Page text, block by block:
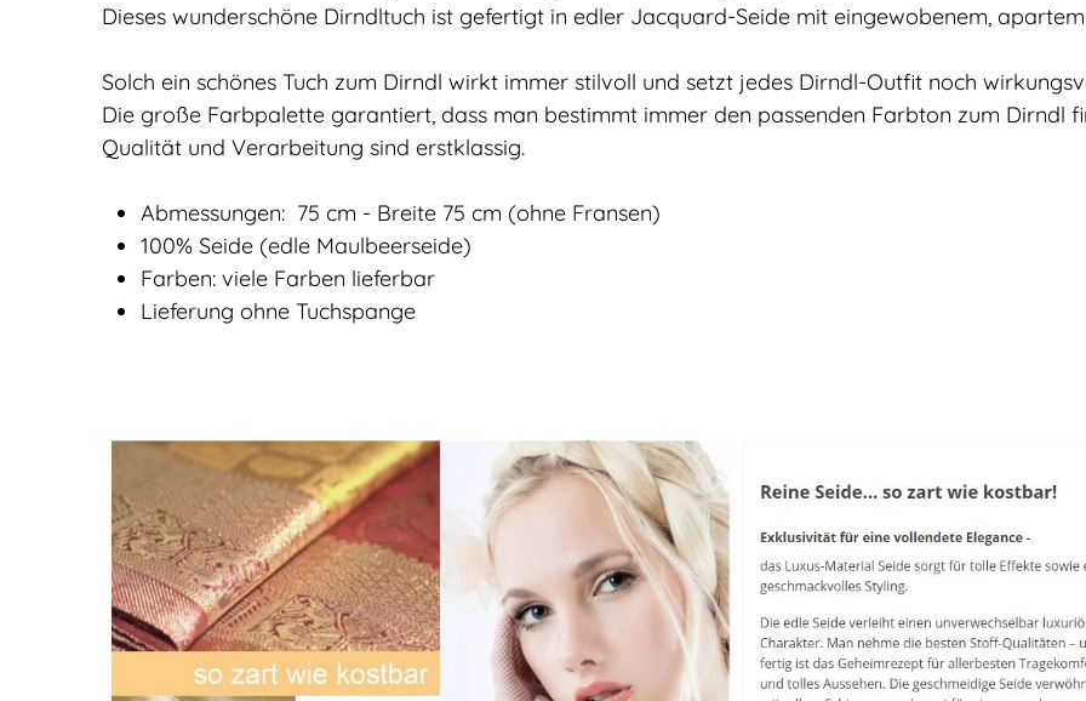
Dieses wunderschöne Dirndltuch ist gefertigt in edler Jacquard-Seide mit eingewobenem,
Solch ein schönes Tuch zum Dirndl wirkt immer stilvoll und setzt jedes Dirndl-Outfit noch
Die große Farbpalette garantiert, dass man bestimmt immer den passenden Farbton zum Dirndl
Qualität und Verarbeitung sind erstklassig.
Abmessungen: 75 cm - Breite 75 cm (ohne Fransen)
100% Seide (edle Maulbeerseide)
Farben: viele Farben lieferbar
Lieferung ohne Tuchspange